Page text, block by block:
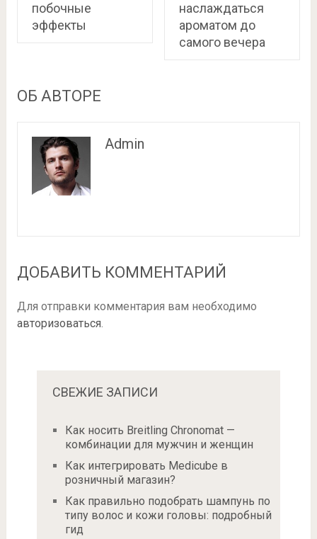
побочные
эффекты
наслаждаться
ароматом до
самого вечера
ОБ АВТОРЕ
Admin
ДОБАВИТЬ КОММЕНТАРИЙ
Для отправки комментария вам необходимо
авторизоваться.
СВЕЖИЕ ЗАПИСИ
Как носить Breitling Chronomat —
комбинации для мужчин и женщин
Как интегрировать Medicube в
розничный магазин?
Как правильно подобрать шампунь по
типу волос и кожи головы: подробный
гид